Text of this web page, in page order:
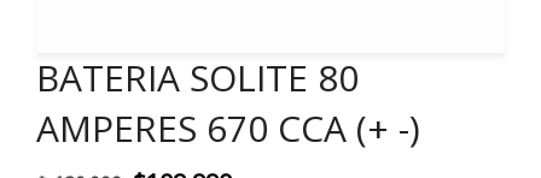
BATERIA SOLITE 80
AMPERES 670 CCA (+ -)